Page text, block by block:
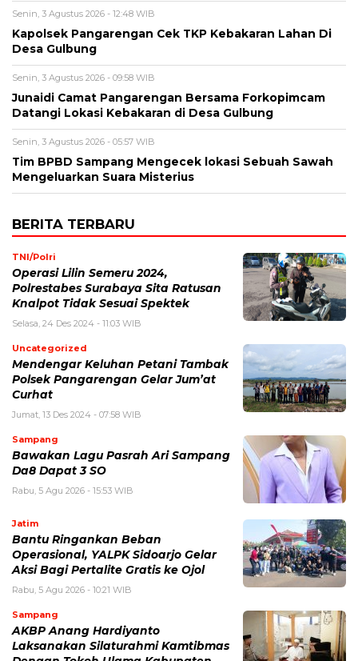
Senin, 3 Agustus 2026 - 12:48 WIB
Kapolsek Pangarengan Cek TKP Kebakaran Lahan Di
Desa Gulbung
Senin, 3 Agustus 2026 - 09:58 WIB
Junaidi Camat Pangarengan Bersama Forkopimcam
Datangi Lokasi Kebakaran di Desa Gulbung
Senin, 3 Agustus 2026 - 05:57 WIB
Tim BPBD Sampang Mengecek lokasi Sebuah Sawah
Mengeluarkan Suara Misterius
BERITA TERBARU
TNI/Polri
Operasi Lilin Semeru 2024,
Polrestabes Surabaya Sita Ratusan
Knalpot Tidak Sesuai Spektek
Selasa, 24 Des 2024 - 11:03 WIB
Uncategorized
Mendengar Keluhan Petani Tambak
Polsek Pangarengan Gelar Jum’at
Curhat
Jumat, 13 Des 2024 - 07:58 WIB
Sampang
Bawakan Lagu Pasrah Ari Sampang
Da8 Dapat 3 SO
Rabu, 5 Agu 2026 - 15:53 WIB
Jatim
Bantu Ringankan Beban
Operasional, YALPK Sidoarjo Gelar
Aksi Bagi Pertalite Gratis ke Ojol
Rabu, 5 Agu 2026 - 10:21 WIB
Sampang
AKBP Anang Hardiyanto
Laksanakan Silaturahmi Kamtibmas